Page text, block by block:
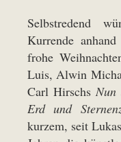
Selbstredend
Kurrende
frohe
Luis, Alwin
Carl HirschsNun
Erd und
kurzem, seit